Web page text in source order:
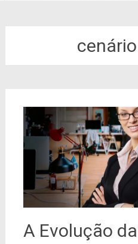
A Evolução